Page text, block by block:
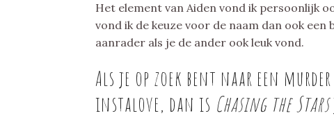
Het element van Aiden vond ik persoonlijk
vond ik de keuze voor de naam dan ook een
aanrader als je de ander ook leuk vond.
Als je op zoek bent naar een
instalove, dan is Chasing the Stars